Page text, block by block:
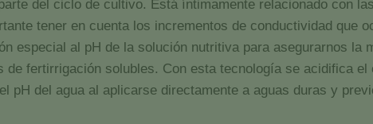
del ciclo de cultivo. Está íntimamente relacionado con
tener en cuenta los incrementos de conductividad que
especial al pH de la solución nutritiva para asegurarnos la
de fertirrigación solubles. Con esta tecnología se acidifica
pH del agua al aplicarse directamente a aguas duras y